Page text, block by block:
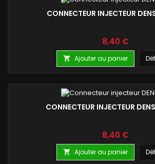
CONNECTEUR INJECTEUR
Prix
8,40 €
 Ajouter au panier
CONNECTEUR INJECTEUR
Prix
8,40 €
 Ajouter au panier